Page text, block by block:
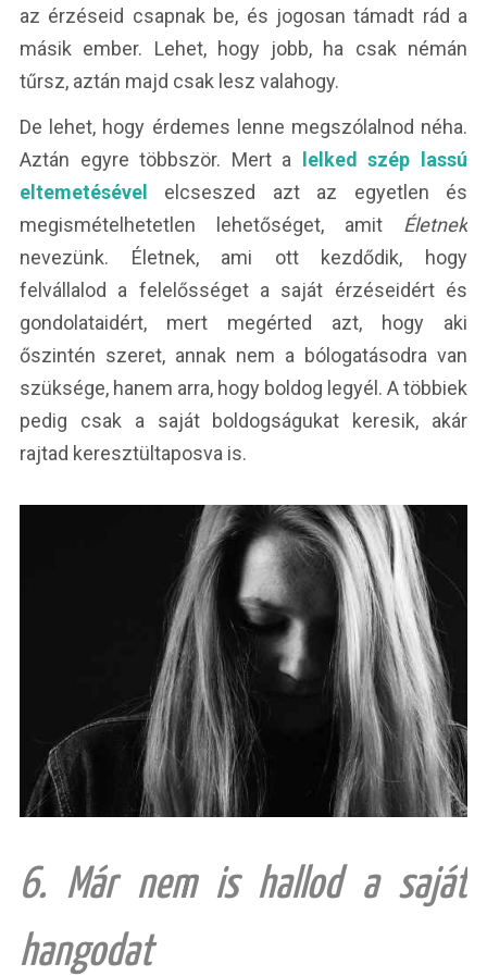
az érzéseid csapnak be, és jogosan támadt rád a
másik ember. Lehet, hogy jobb, ha csak némán
tűrsz, aztán majd csak lesz valahogy.
De lehet, hogy érdemes lenne megszólalnod néha.
Aztán egyre többször. Mert a lelked szép lassú
eltemetésével elcseszed azt az egyetlen és
megismételhetetlen lehetőséget, amit Életnek
nevezünk. Életnek, ami ott kezdődik, hogy
felvállalod a felelősséget a saját érzéseidért és
gondolataidért, mert megérted azt, hogy aki
őszintén szeret, annak nem a bólogatásodra van
szüksége, hanem arra, hogy boldog legyél. A többiek
pedig csak a saját boldogságukat keresik, akár
rajtad keresztültaposva is.
6. Már nem is hallod a saját
hangodat